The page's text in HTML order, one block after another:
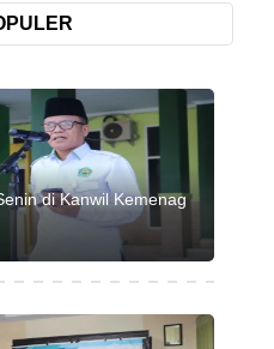
di Kanwil Kemenag